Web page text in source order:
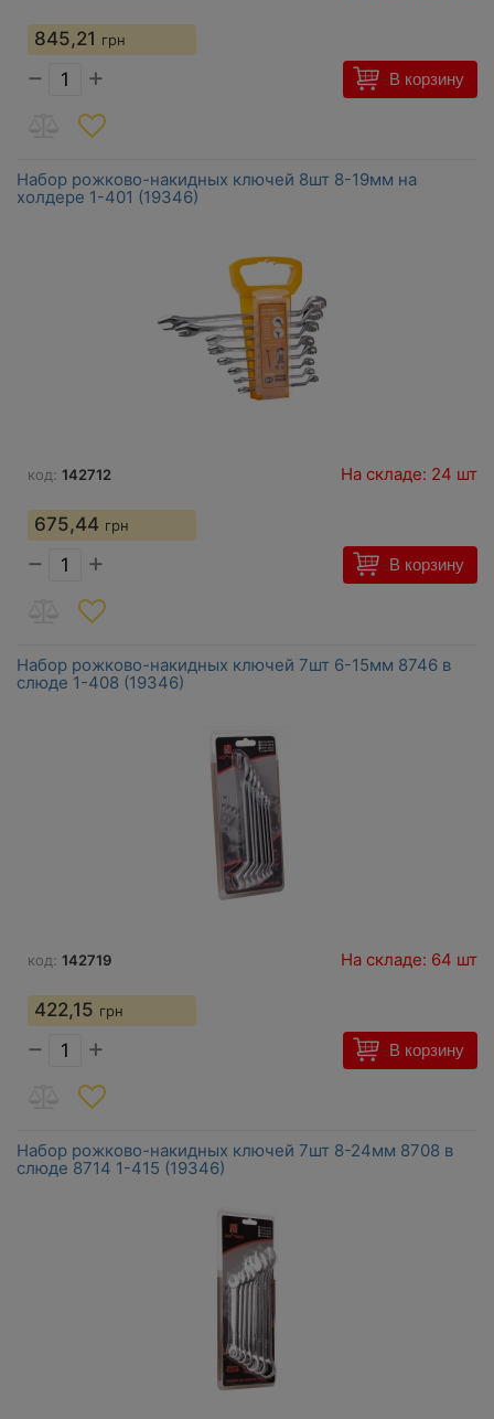
845,21 грн
− + В корзину
Набор рожково-накидных ключей 8шт 8-19мм на
холдере 1-401 (19346)
код: 142712 На складе: 24 шт
675,44 грн
− + В корзину
Набор рожково-накидных ключей 7шт 6-15мм 8746 в
слюде 1-408 (19346)
код: 142719 На складе: 64 шт
422,15 грн
− + В корзину
Набор рожково-накидных ключей 7шт 8-24мм 8708 в
слюде 8714 1-415 (19346)